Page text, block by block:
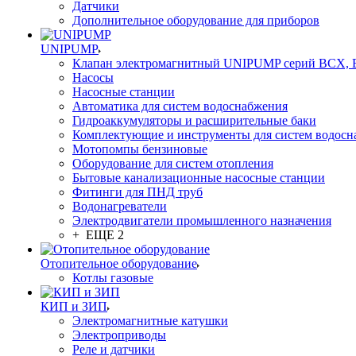
Датчики
Дополнительное оборудование для приборов
UNIPUMP
Клапан электромагнитный UNIPUMP серий BCX,
Насосы
Насосные станции
Автоматика для систем водоснабжения
Гидроаккумуляторы и расширительные баки
Комплектующие и инструменты для систем
Мотопомпы бензиновые
Оборудование для систем отопления
Бытовые канализационные насосные станции
Фитинги для ПНД труб
Водонагреватели
Электродвигатели промышленного назначения
+ ЕЩЕ 2
Отопительное оборудование
Котлы газовые
КИП и ЗИП
Электромагнитные катушки
Электроприводы
Реле и датчики